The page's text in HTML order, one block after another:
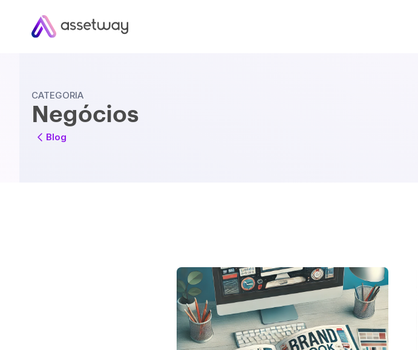
CATEGORIA
Negócios
Blog